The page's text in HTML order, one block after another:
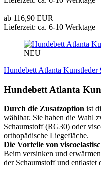
ab 116,90 EUR
Lieferzeit: ca. 6-10 Werktage
NEU
Hundebett Atlanta Kunstleder
Hundebett Atlanta
Durch die Zusatzoption ist
wählbar. Sie haben die Wahl
Schaumstoff (RG30) oder
orthopädische Liegefläche.
Die Vorteile von
Beim versinken und
der Schaumstoff und